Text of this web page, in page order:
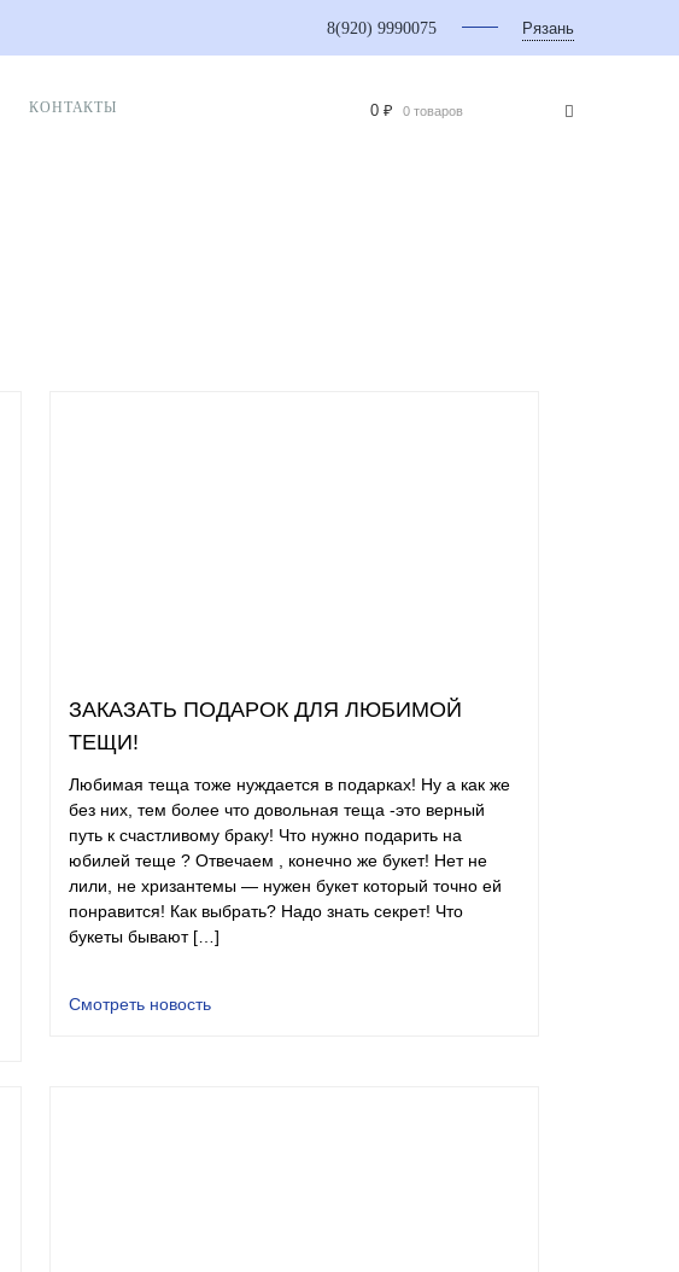
8(920) 9990075 Рязань
КОНТАКТЫ 0 ₽ 0 товаров
ЗАКАЗАТЬ ПОДАРОК ДЛЯ ЛЮБИМОЙ
ТЕЩИ!
Любимая теща тоже нуждается в подарках! Ну а как же
без них, тем более что довольная теща -это верный
путь к счастливому браку! Что нужно подарить на
юбилей теще ? Отвечаем , конечно же букет! Нет не
лили, не хризантемы — нужен букет который точно ей
понравится! Как выбрать? Надо знать секрет! Что
букеты бывают […]
Смотреть новость